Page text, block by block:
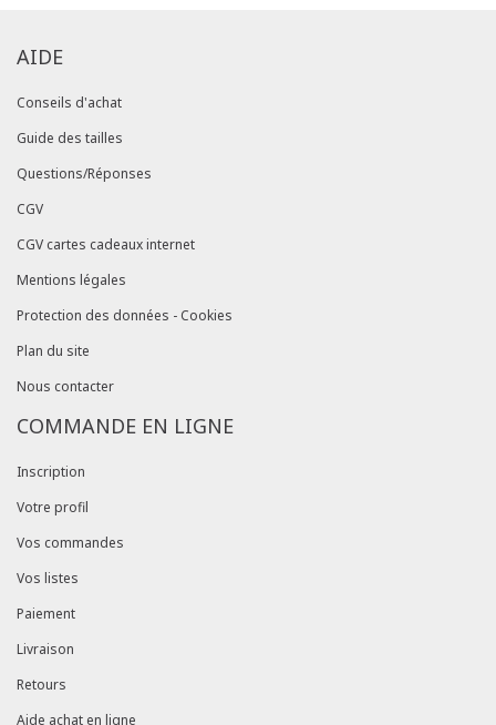
AIDE
Conseils d'achat
Guide des tailles
Questions/Réponses
CGV
CGV cartes cadeaux internet
Mentions légales
Protection des données - Cookies
Plan du site
Nous contacter
COMMANDE EN LIGNE
Inscription
Votre profil
Vos commandes
Vos listes
Paiement
Livraison
Retours
Aide achat en ligne